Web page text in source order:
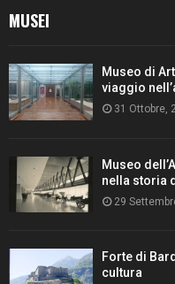
MUSEI
Museo di
viaggio
31 Ottobre,
Museo
nella storia
29
Forte di
cultura